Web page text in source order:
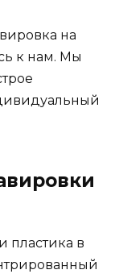
на
к нам. Мы
пластика в